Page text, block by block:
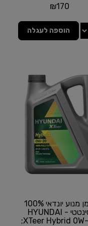
₪170
הוספה לעגלה
שמן מנוע יונדאי 100%
סינטטי - HYUNDAI
XTeer Hybrid 0W-20;